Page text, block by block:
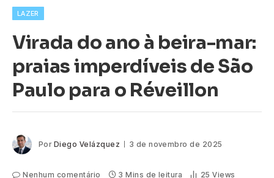
LAZER
Virada do ano à beira-mar:
praias imperdíveis de São
Paulo para o Réveillon
Por Diego Velázquez 3 de novembro de 2025
Nenhum comentário 3 Mins de leitura 25Views